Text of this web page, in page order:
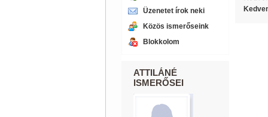
Üzenetet írok neki
Közös ismerőseink
Blokkolom
ATTILÁNÉ
ISMERŐSEI